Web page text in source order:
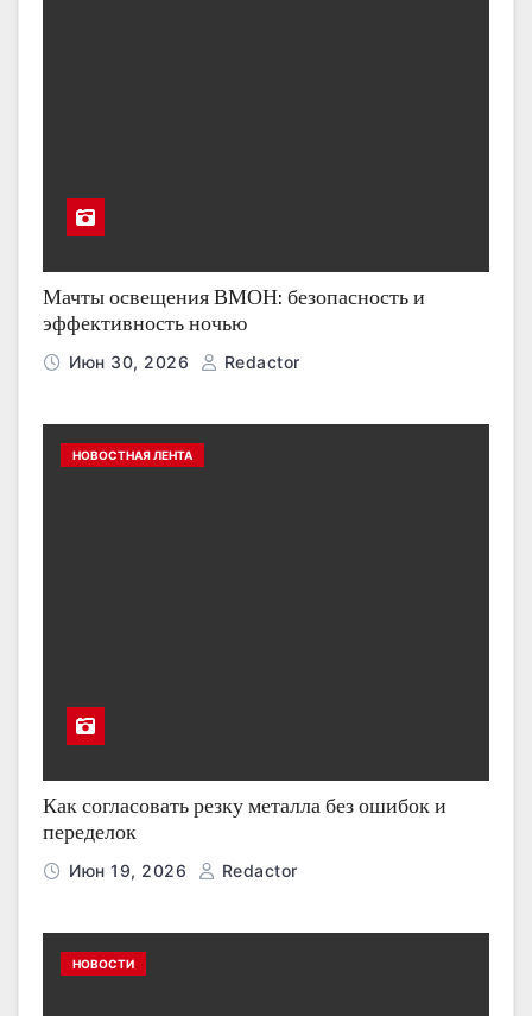
Мачты освещения ВМОН: безопасность и
эффективность ночью
Июн 30, 2026 Redactor
НОВОСТНАЯ ЛЕНТА
Как согласовать резку металла без ошибок и
переделок
Июн 19, 2026 Redactor
НОВОСТИ